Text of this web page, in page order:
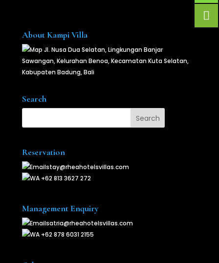
About Kampi Villa
Jl. Nusa Dua Selatan, Lingkungan Banjar
Sawangan, Kelurahan Benoa, Kecamatan Kuta Selatan,
Kabupaten Badung, Bali
Search
Reservation
stay@rheahotelsvillas.com
+62 813 3627 272
Management Enquiry
satria@rheahotelsvillas.com
+62 878 6031 2155